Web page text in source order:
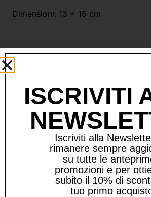
Dimensioni: 13 x 15 cm
ISCRIVITI
Iscriviti alla
rimanere sempre
su tutte le
promozioni e per
subito il 10% di
tuo primo